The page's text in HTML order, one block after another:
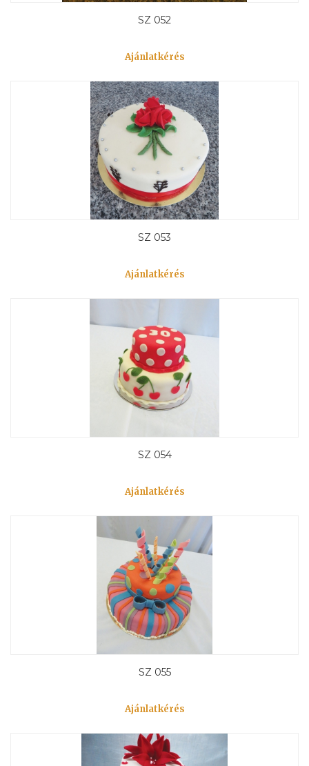
SZ 052
Ajánlatkérés
SZ 053
Ajánlatkérés
SZ 054
Ajánlatkérés
SZ 055
Ajánlatkérés